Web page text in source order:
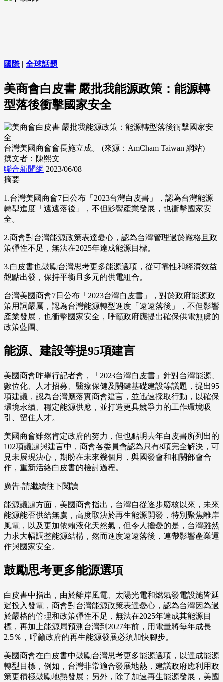
國際| 全球話題
美商會白皮書 嚴批我能源政策：能源轉
型落後衝擊國家安全
台灣美國商會會長施立成。 (來源：AmCham Taiwan 網站)
撰文者：陳熙文
聯合新聞網 2023/06/08
摘要
1.台灣美國商會7日公布「2023台灣白皮書」，認為台灣能源
轉型進度「遠遠落後」，不但影響產業發展，也衝擊國家安
全。
2.商會對台灣能源政策表達憂心，認為台灣管理過於嚴格且政
策彈性不足，無法在2025年達成能源目標。
3.白皮書也鼓勵台灣思考更多能源選項，從可靠性和經濟效益
觀點出發，保持平衡且多元的供電組合。
台灣美國商會7日公布「2023台灣白皮書」，對於政府能源政
策用詞嚴厲，認為台灣能源轉型進度「遠遠落後」，不但影響
產業發展，也衝擊國家安全，呼籲政府應提出確保供電無虞的
政策藍圖。
能源、建設等提95項建言
美國商會昨舉行記者會，「2023台灣白皮書」針對台灣能源、
數位化、人才招募、醫療保健及關鍵基礎建設等議題，提出95
項建議，認為台灣應落實商會建言，並迅速採取行動，以確保
環境永續、穩定能源供應，並打造更具競爭力的工作環境吸
引、留住人才。
美國商會雖然肯定政府的努力，但也點明去年白皮書所列出的
102項議題與建言中，商會各委員會認為只有8項完全解決，可
見未展現決心，期盼在未來幾個月，與國發會和相關部會合
作，重新活絡白皮書的檢討過程。
廣告-請繼續往下閱讀
能源議題方面，美國商會指出，台灣自從逐步廢核以來，未來
能源能否供給無虞，高度取決於再生能源開發，特別聚焦離岸
風電，以及更加依賴液化天然氣，但令人擔憂的是，台灣雖然
力求大幅調整能源結構，然而進度遠遠落後，連帶影響產業運
作與國家安全。
鼓勵思考更多能源選項
白皮書中指出，由於離岸風電、太陽光電和燃氣發電設施皆延
遲投入發電，商會對台灣能源政策表達憂心，認為台灣因為過
於嚴格的管理和政策彈性不足，無法在2025年達成其能源目
標，再加上能源局預測台灣到2027年前，用電量將每年成長
2.5％，呼籲政府的再生能源發展必須加快腳步。
美國商會在白皮書中鼓勵台灣思考更多能源選項，以達成能源
轉型目標，例如，台灣非常適合發展地熱，建議政府應利用政
策更積極鼓勵地熱發展；另外，除了加速再生能源發展，美國